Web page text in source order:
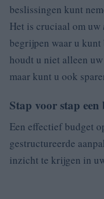
beslissingen kunt
Het is cruciaal om uw
begrijpen waar u kunt
houdt u niet alleen
maar kunt u ook
Stap voor stap
Een effectief budget
gestructureerde
inzicht te krijgen in